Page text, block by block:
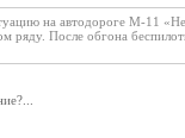
на автодороге М-11
ряду. После обгона